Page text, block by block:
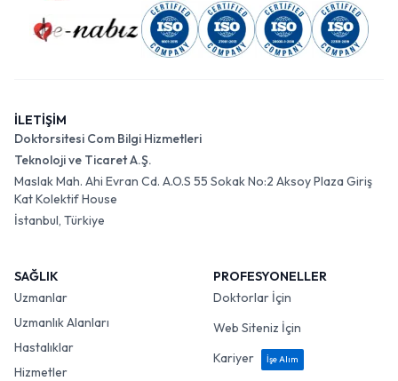
İLETİŞİM
Doktorsitesi Com Bilgi Hizmetleri
Teknoloji ve Ticaret A.Ş.
Maslak Mah. Ahi Evran Cd. A.O.S 55 Sokak No:2 Aksoy Plaza Giriş
Kat Kolektif House
İstanbul, Türkiye
SAĞLIK
Uzmanlar
Uzmanlık Alanları
Hastalıklar
Hizmetler
PROFESYONELLER
Doktorlar İçin
Web Siteniz İçin
Kariyer
İşe Alım